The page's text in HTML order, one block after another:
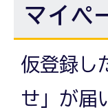
マイペ
仮登録し
せ」が届